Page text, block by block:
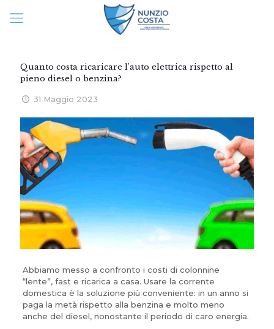
Quanto costa ricaricare l’auto elettrica rispetto al
pieno diesel o benzina?
31 Maggio 2023
Abbiamo messo a confronto i costi di colonnine
“lente”, fast e ricarica a casa. Usare la corrente
domestica è la soluzione più conveniente: in un anno si
paga la metà rispetto alla benzina e molto meno
anche del diesel, nonostante il periodo di caro energia.